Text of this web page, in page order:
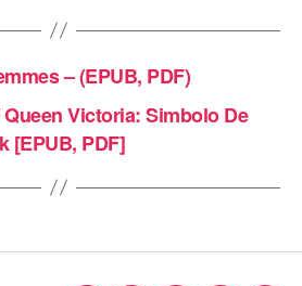
– (EPUB, PDF)
Victoria: Simbolo De
[EPUB, PDF]